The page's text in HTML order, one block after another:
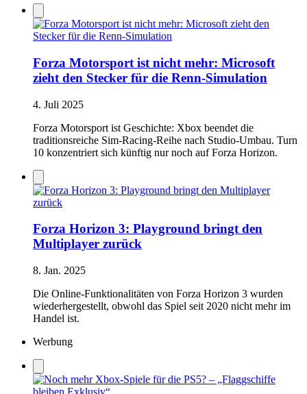
Forza Motorsport ist nicht mehr: Microsoft
zieht den Stecker für die Renn-Simulation
4. Juli 2025
Forza Motorsport ist Geschichte: Xbox beendet die
traditionsreiche Sim-Racing-Reihe nach Studio-Umbau. Turn
10 konzentriert sich künftig nur noch auf Forza Horizon.
Forza Horizon 3: Playground bringt den
Multiplayer zurück
8. Jan. 2025
Die Online-Funktionalitäten von Forza Horizon 3 wurden
wiederhergestellt, obwohl das Spiel seit 2020 nicht mehr im
Handel ist.
Werbung